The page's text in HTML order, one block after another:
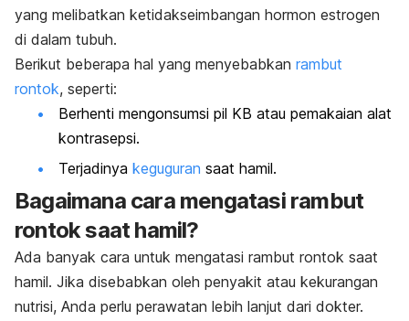
yang melibatkan ketidakseimbangan hormon estrogen
di dalam tubuh.
Berikut beberapa hal yang menyebabkan rambut
rontok, seperti:
Berhenti mengonsumsi pil KB atau pemakaian alat
kontrasepsi.
Terjadinya keguguran saat hamil.
Bagaimana cara mengatasi rambut
rontok saat hamil?
Ada banyak cara untuk mengatasi rambut rontok saat
hamil. Jika disebabkan oleh penyakit atau kekurangan
nutrisi, Anda perlu perawatan lebih lanjut dari dokter.